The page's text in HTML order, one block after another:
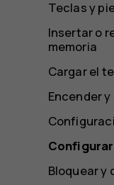
Teclas y
Insertar o
memoria
Cargar el
Encender
Bloquear y